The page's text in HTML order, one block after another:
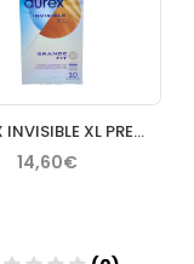
DUREX INVISIBLE XL PRESERVATIVOS 10 UNIDADES
14,60€